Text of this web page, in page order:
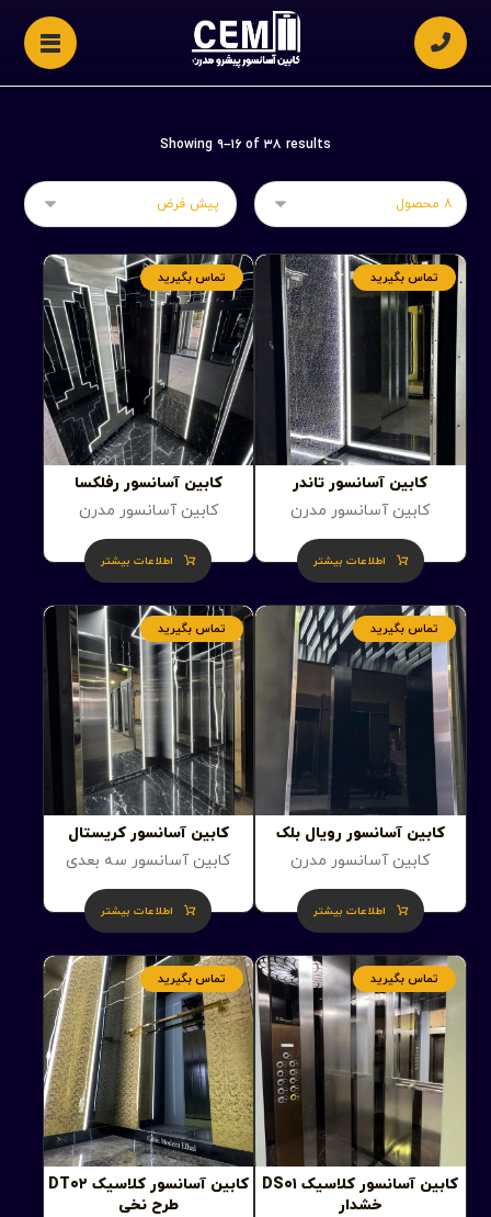
Showing ۹–۱۶ of ۳۸ results
کابین آسانسور تاندر
کابین آسانسور مدرن
تماس بگیرید
اطلاعات بیشتر
کابین آسانسور رفلکسا
کابین آسانسور مدرن
تماس بگیرید
اطلاعات بیشتر
کابین آسانسور رویال بلک
کابین آسانسور مدرن
تماس بگیرید
اطلاعات بیشتر
کابین آسانسور کریستال
کابین آسانسور سه بعدی
تماس بگیرید
اطلاعات بیشتر
کابین آسانسور کلاسیک DS۰۱
خشدار
تماس بگیرید
کابین آسانسور کلاسیک DT۰۲
طرح نخی
تماس بگیرید